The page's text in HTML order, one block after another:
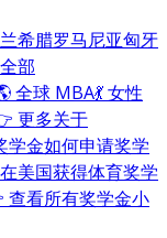
希腊罗马尼亚匈牙
部
全球 MBA💃 女性
更多关于
学金如何申请奖学
在美国获得体育奖学
查看所有奖学金小